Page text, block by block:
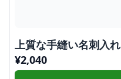
上質な手縫い名刺入れ
¥2,040